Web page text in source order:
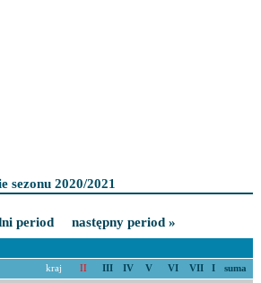
sezonu 2020/2021
period następny period »
kraj II III IV V VI VII I suma